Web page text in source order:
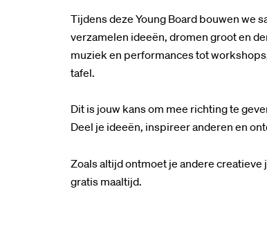
Tijdens deze Young Board bouwen we
verzamelen ideeën, dromen groot en
muziek en performances tot
tafel.
Dit is jouw kans om mee richting te
Deel je ideeën, inspireer anderen en
Zoals altijd ontmoet je andere
gratis maaltijd.